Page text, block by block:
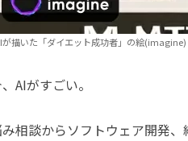
が描いた「ダイエット成功者」の絵(imagine)
AIがすごい。
相談からソフトウェア開発、